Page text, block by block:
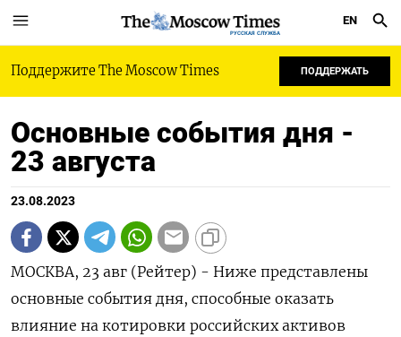
РУССКАЯ СЛУЖБА
EN
Поддержите The Moscow Times ПОДДЕРЖАТЬ
Основные события дня -
23 августа
23.08.2023
МОСКВА, 23 авг (Рейтер) - Ниже представлены
основные события дня, способные оказать
влияние на котировки российских активов